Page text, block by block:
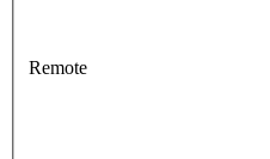
Remote